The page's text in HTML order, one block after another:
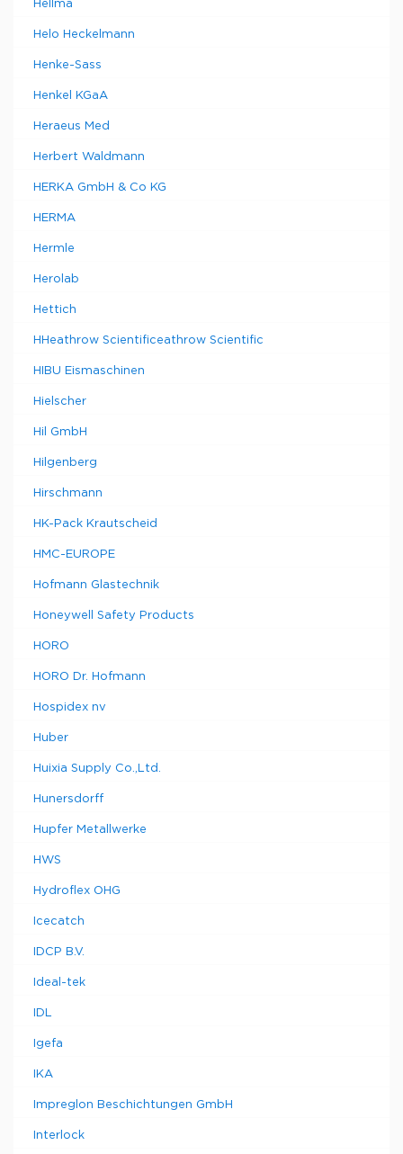
Hellma
Helo Heckelmann
Henke-Sass
Henkel KGaA
Heraeus Med
Herbert Waldmann
HERKA GmbH & Co KG
HERMA
Hermle
Herolab
Hettich
HHeathrow Scientificeathrow Scientific
HIBU Eismaschinen
Hielscher
Hil GmbH
Hilgenberg
Hirschmann
HK-Pack Krautscheid
HMC-EUROPE
Hofmann Glastechnik
Honeywell Safety Products
HORO
HORO Dr. Hofmann
Hospidex nv
Huber
Huixia Supply Co.,Ltd.
Hunersdorff
Hupfer Metallwerke
HWS
Hydroflex OHG
Icecatch
IDCP B.V.
Ideal-tek
IDL
Igefa
IKA
Impreglon Beschichtungen GmbH
Interlock